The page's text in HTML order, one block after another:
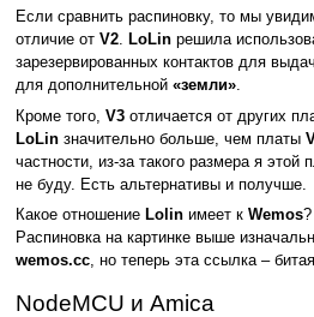
Если сравнить распиновку, то мы
отличие от V2. LoLinрешила
зарезервированных контактов для
для дополнительной «земли».
Кроме того, V3отличается от других
LoLinзначительно больше, чем платы
частности, из-за такого размера я этой
не буду. Есть альтернативы и получше.
Какое отношение Lolinимеет к Wemos
Распиновка на картинке выше
wemos.cc, но теперь эта ссылка –
NodeMCU и Amica